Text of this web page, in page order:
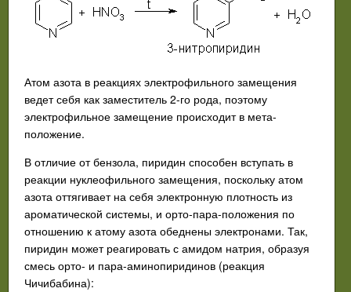
Атом азота в реакциях электрофильного замещения
ведет себя как заместитель 2-го рода, поэтому
электрофильное замещение происходит в мета-
положение.
В отличие от бензола, пиридин способен вступать в
реакции нуклеофильного замещения, поскольку атом
азота оттягивает на себя электронную плотность из
ароматической системы, и орто-пара-положения по
отношению к атому азота обеднены электронами. Так,
пиридин может реагировать с амидом натрия, образуя
смесь орто- и пара-аминопиридинов (реакция
Чичибабина):